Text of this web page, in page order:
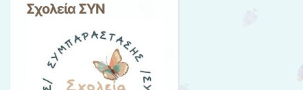
Σχολεία ΣΥΝ